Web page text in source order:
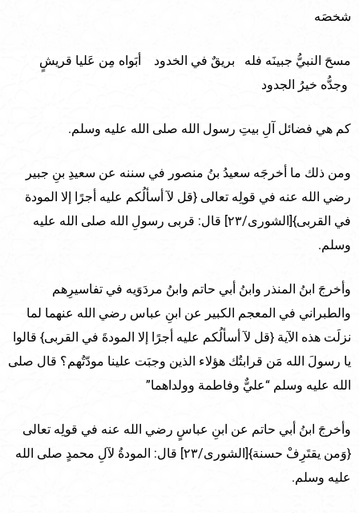
شخصَه
مسحَ النبيُّ جبينَه فله بريقٌ في الخدود أبَواه مِن عَليا قريشٍ
وجدُّه خيرُ الجدود
كم هي فضائل آلِ بيتِ رسول الله صلى الله عليه وسلم.
ومن ذلك ما أخرجَه سعيدُ بنُ منصور في سننه عن سعيدِ بنِ جبير
رضي الله عنه في قولِه تعالى {قل لآ أسألُكم عليه أجرًا إلا المودة
في القربى}[الشورى/٢٣] قال: قربى رسولِ الله صلى الله عليه
وسلم.
وأخرجَ ابنُ المنذر وابنُ أبي حاتم وابنُ مردَوَيه في تفاسيرِهم
والطبراني في المعجم الكبير عن ابنِ عباس رضي الله عنهما لما
نزلَت هذه الآية {قل لآ أسألُكم عليه أجرًا إلا المودةَ في القربى} قالوا
يا رسولَ الله مَن قرابتُك هؤلاء الذين وجبَت علينا مودّتُهم؟ قال صلى
الله عليه وسلم “عليٌّ وفاطمة وولداهما”
وأخرجَ ابنُ أبي حاتم عن ابنِ عباسٍ رضي الله عنه في قولِه تعالى
{وَمن يقتَرِفْ حسنة}[الشورى/٢٣] قال: المودةُ لآلِ محمدٍ صلى الله
عليه وسلم.